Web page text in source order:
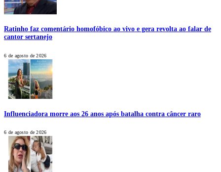
Ratinho faz comentário homofóbico ao vivo e gera revolta ao falar de
cantor sertanejo
6 de agosto de 2026
Influenciadora morre aos 26 anos após batalha contra câncer raro
6 de agosto de 2026